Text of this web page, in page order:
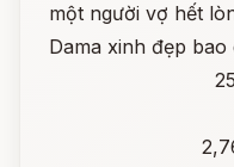
một người vợ hết
Dama xinh đẹp bao